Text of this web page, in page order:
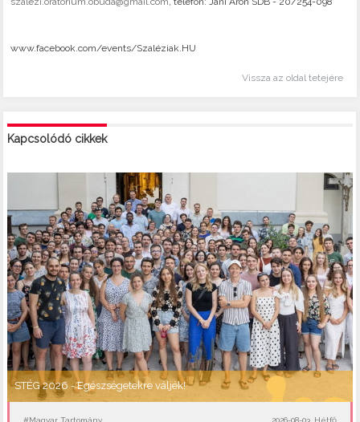
www.facebook.com/events/Szaléziak.HU
Vissza az oldal tetejére
Kapcsolódó cikkek
STÉG 2026 - Egészségetekre váljék!
#Magyar Tartomány 2026-08-03, Hétfő